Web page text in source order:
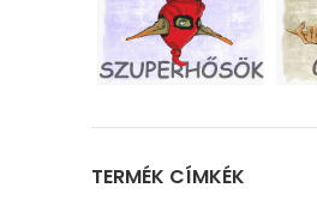
TERMÉK CÍMKÉK